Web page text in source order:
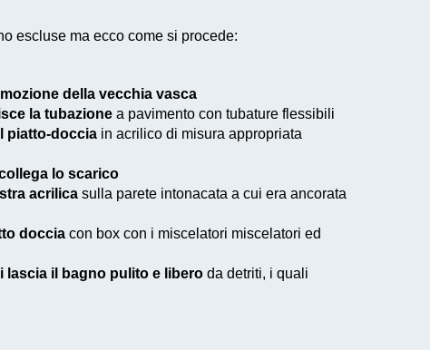
escluse ma ecco come si procede:
della vecchia vasca
la tubazione a pavimento con tubature flessibili
piatto-doccia in acrilico di misura appropriata
lo scarico
acrilica sulla parete intonacata a cui era ancorata
doccia con box con i miscelatori miscelatori ed
lascia il bagno pulito e libero da detriti, i quali